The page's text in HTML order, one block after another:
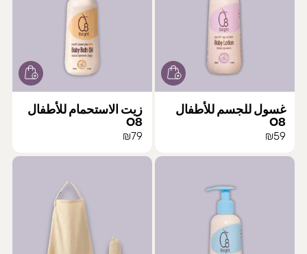
غسول للجسم للأطفال
O8
₪59
زيت الاستحمام للأطفال
O8
₪79